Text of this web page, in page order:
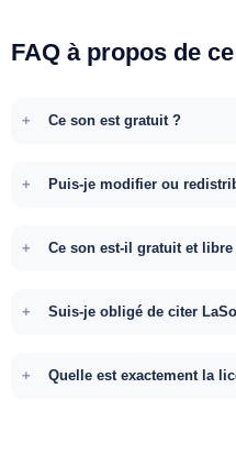
FAQ à propos de
Ce son est gratuit ?
Puis-je modifier ou
Ce son est-il gratuit et
Suis-je obligé de citer
Quelle est exactement la